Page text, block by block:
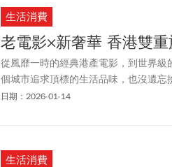
生活消費
老電影×新奢華 香港雙
從風靡一時的經典港產電影，到世界
個城市追求頂標的生活品味，也沒遺
香港新舊並陳的生活魅力。
日期：2026-01-14
生活消費